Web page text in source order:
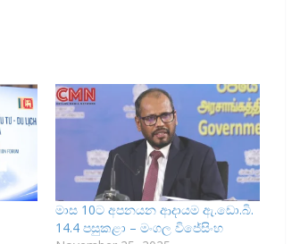
මාස 10ට අපනයන ආදායම ඇ.ඩො.බි.
14.4 පසුකළා – මංගල විජේසිංහ